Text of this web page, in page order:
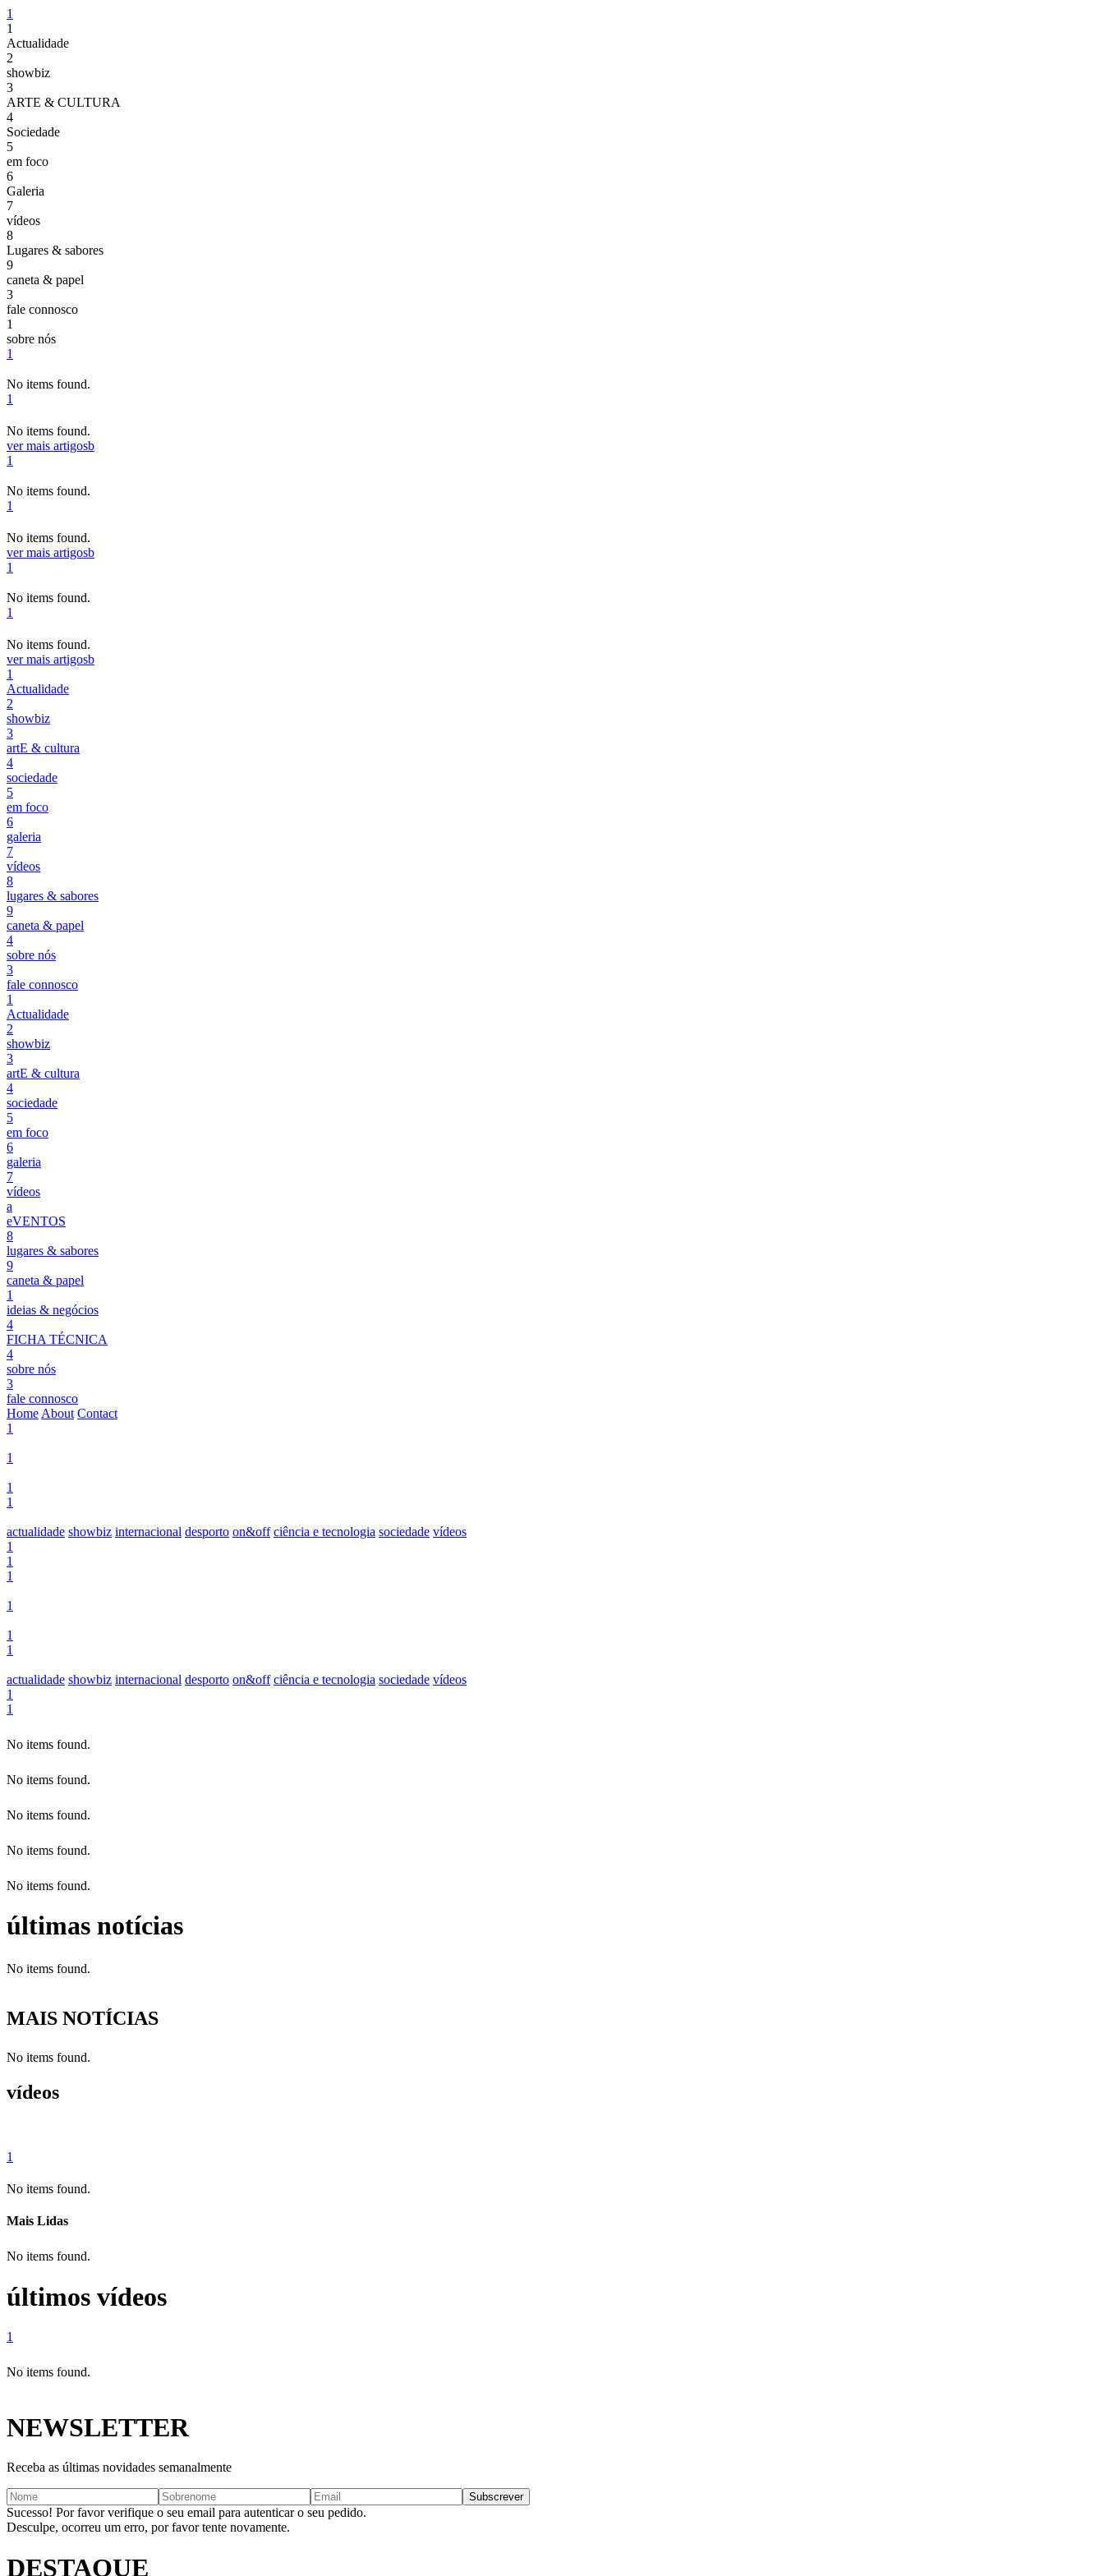
1
1
Actualidade
2
showbiz
3
ARTE & CULTURA
4
Sociedade
5
em foco
6
Galeria
7
vídeos
8
Lugares & sabores
9
caneta & papel
3
fale connosco
1
sobre nós
1
No items found.
1
No items found.
ver mais artigosb
1
No items found.
1
No items found.
ver mais artigosb
1
No items found.
1
No items found.
ver mais artigosb
1
Actualidade
2
showbiz
3
artE & cultura
4
sociedade
5
em foco
6
galeria
7
vídeos
8
lugares & sabores
9
caneta & papel
4
sobre nós
3
fale connosco
1
Actualidade
2
showbiz
3
artE & cultura
4
sociedade
5
em foco
6
galeria
7
vídeos
a
eVENTOS
8
lugares & sabores
9
caneta & papel
1
ideias & negócios
4
FICHA TÉCNICA
4
sobre nós
3
fale connosco
Home About Contact
1
1
1
1
actualidade showbiz internacional desporto on&off ciência e tecnologia sociedade vídeos
1
1
1
1
1
1
actualidade showbiz internacional desporto on&off ciência e tecnologia sociedade vídeos
1
1
No items found.
No items found.
No items found.
No items found.
No items found.
últimas notícias
No items found.
MAIS NOTÍCIAS
No items found.
vídeos
1
No items found.
Mais Lidas
No items found.
últimos vídeos
1
No items found.
NEWSLETTER
Receba as últimas novidades semanalmente
Sucesso! Por favor verifique o seu email para autenticar o seu pedido.
Desculpe, ocorreu um erro, por favor tente novamente.
DESTAQUE